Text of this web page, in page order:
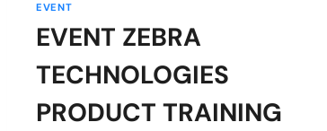
EVENT
EVENT ZEBRA
TECHNOLOGIES
PRODUCT TRAINING